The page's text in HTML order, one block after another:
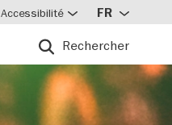
Rechercher
Accessibilité FR